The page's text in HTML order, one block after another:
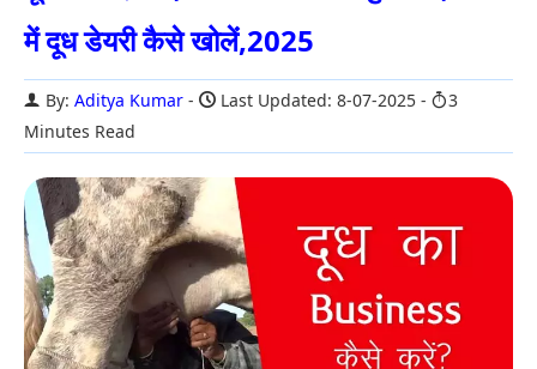
में दूध डेयरी कैसे खोलें,2025
By: Aditya Kumar Last Updated: 8-07-2025
3
Minutes Read